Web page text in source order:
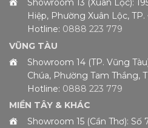
Showroom 13 (Xuân Lộc):
Hiệp, Phường Xuân Lộc,
Hotline: 0888 223 779
VŨNG TÀU
Showroom 14 (TP. Vũng
Chúa, Phường Tam Thắng,
Hotline: 0888 223 779
MIỀN TÂY & KHÁC
Showroom 15 (Cần Thơ): Số